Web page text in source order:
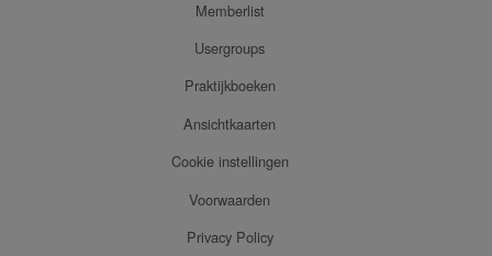
Memberlist
Usergroups
Praktijkboeken
Ansichtkaarten
Cookie instellingen
Voorwaarden
Privacy Policy